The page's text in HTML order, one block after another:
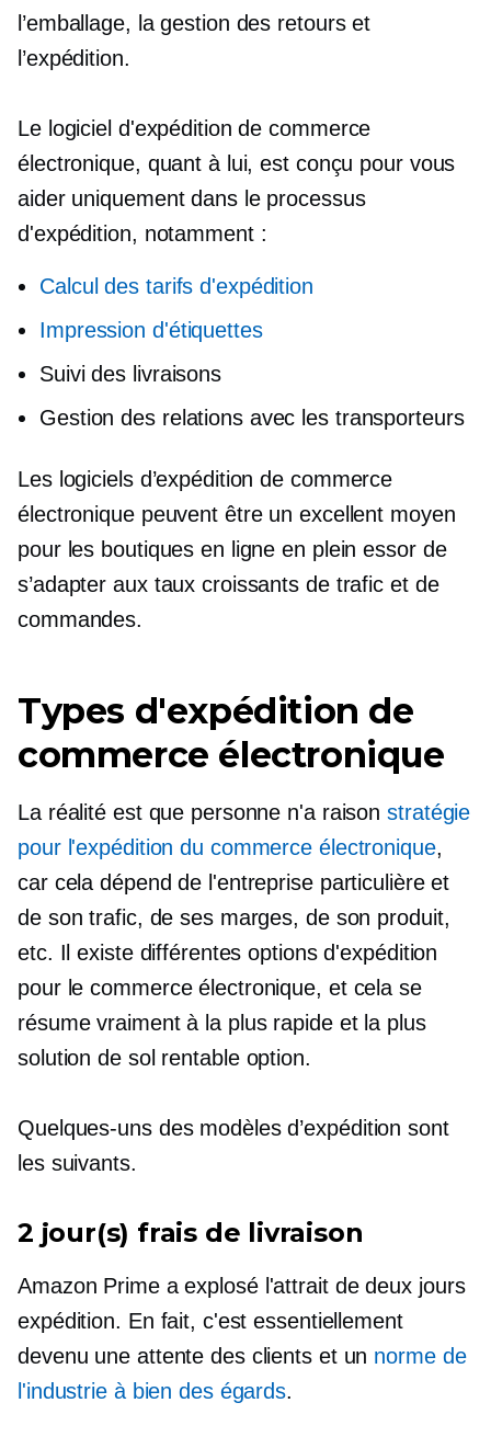
l’emballage, la gestion des retours et
l’expédition.
Le logiciel d'expédition de commerce
électronique, quant à lui, est conçu pour vous
aider uniquement dans le processus
d'expédition, notamment :
Calcul des tarifs d'expédition
Impression d'étiquettes
Suivi des livraisons
Gestion des relations avec les transporteurs
Les logiciels d’expédition de commerce
électronique peuvent être un excellent moyen
pour les boutiques en ligne en plein essor de
s’adapter aux taux croissants de trafic et de
commandes.
Types d'expédition de
commerce électronique
La réalité est que personne n'a raisonstratégie
pour l'expédition du commerce électronique,
car cela dépend de l'entreprise particulière et
de son trafic, de ses marges, de son produit,
etc. Il existe différentes options d'expédition
pour le commerce électronique, et cela se
résume vraiment à la plus rapide et la plus
solution de sol rentableoption.
Quelques-uns des modèles d’expédition sont
les suivants.
2 jour(s) frais de livraison
Amazon Prime a explosé l'attrait dedeux jours
expédition. En fait, c'est essentiellement
devenu une attente des clients et un norme de
l'industrie à bien des égards.